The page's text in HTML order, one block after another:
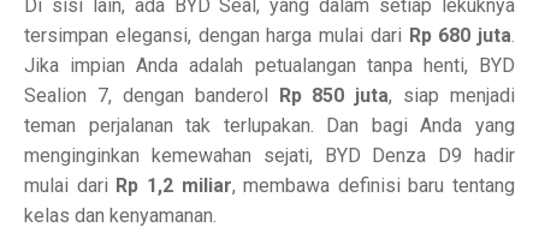
Di sisi lain, ada BYD Seal, yang dalam setiap lekuknya
tersimpan elegansi, dengan harga mulai dari Rp 680 juta.
Jika impian Anda adalah petualangan tanpa henti, BYD
Sealion 7, dengan banderol Rp 850 juta, siap menjadi
teman perjalanan tak terlupakan. Dan bagi Anda yang
menginginkan kemewahan sejati, BYD Denza D9 hadir
mulai dari Rp 1,2 miliar, membawa definisi baru tentang
kelas dan kenyamanan.